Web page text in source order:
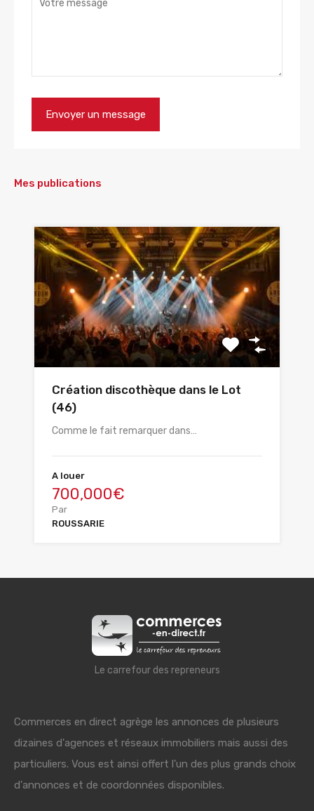
Mes publications
Création discothèque dans le Lot
(46)
Comme le fait remarquer dans…
A louer
700,000€
Par
ROUSSARIE
Le carrefour des repreneurs
Commerces en direct agrège les annonces de plusieurs
dizaines d'agences et réseaux immobiliers mais aussi des
particuliers. Vous est ainsi offert l'un des plus grands choix
d'annonces et de coordonnées disponibles.